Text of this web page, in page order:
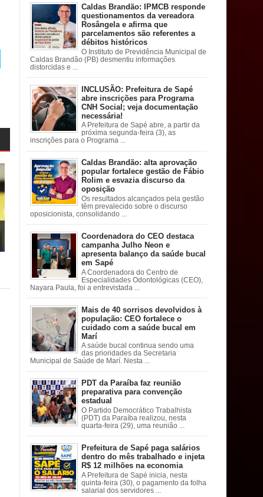
Caldas Brandão: IPMCB responde
questionamentos da vereadora
Rosângela e afirma que
parcelamentos são referentes a
débitos históricos
O Instituto de Previdência Municipal de
Caldas Brandão (PB) desmentiu informações
distorcidas e ...
INCLUSÃO: Prefeitura de Sapé
abre inscrições para Programa
CNH Social; veja documentação
necessária!
A Prefeitura de Sapé abre, a partir da
próxima segunda-feira (3), as
inscrições para o Programa ...
Caldas Brandão: alta aprovação
popular fortalece gestão de Fábio
Rolim e esvazia discurso da
oposição
Os resultados alcançados pela gestão
têm prevalecido sobre o discurso
oposicionista, consolidando ...
Coordenadora do CEO destaca
campanha Julho Neon e
apresenta balanço da saúde bucal
em Sapé
A Coordenadora do Centro de
Especialidades Odontológicas (CEO),
Nayara Paula, foi a entrevistada ...
Mais de 40 sorrisos devolvidos à
população: CEO fortalece o
cuidado com a saúde bucal em
Marí
A saúde bucal continua sendo uma
das prioridades da Secretaria
Municipal de Saúde de Marí. Nesta ...
PDT da Paraíba faz reunião
preparativa para convenção
estadual
O Partido Democrático Trabalhista
(PDT) da Paraíba realizou, nesta
quarta-feira (29), uma reunião ...
Prefeitura de Sapé paga salários
dentro do mês trabalhado e injeta
R$ 12 milhões na economia
A Prefeitura de Sapé inicia, nesta
quinta-feira (30), o pagamento da folha
salarial dos servidores ...